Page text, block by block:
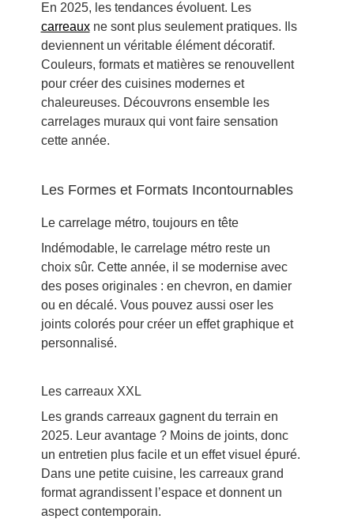
En 2025, les tendances évoluent. Les
carreauxne sont plus seulement pratiques. Ils
deviennent un véritable élément décoratif.
Couleurs, formats et matières se renouvellent
pour créer des cuisines modernes et
chaleureuses. Découvrons ensemble les
carrelages muraux qui vont faire sensation
cette année.
Les Formes et Formats Incontournables
Le carrelage métro, toujours en tête
Indémodable, le carrelage métro reste un
choix sûr. Cette année, il se modernise avec
des poses originales : en chevron, en damier
ou en décalé. Vous pouvez aussi oser les
joints colorés pour créer un effet graphique et
personnalisé.
Les carreaux XXL
Les grands carreaux gagnent du terrain en
2025. Leur avantage ? Moins de joints, donc
un entretien plus facile et un effet visuel épuré.
Dans une petite cuisine, les carreaux grand
format agrandissent l’espace et donnent un
aspect contemporain.